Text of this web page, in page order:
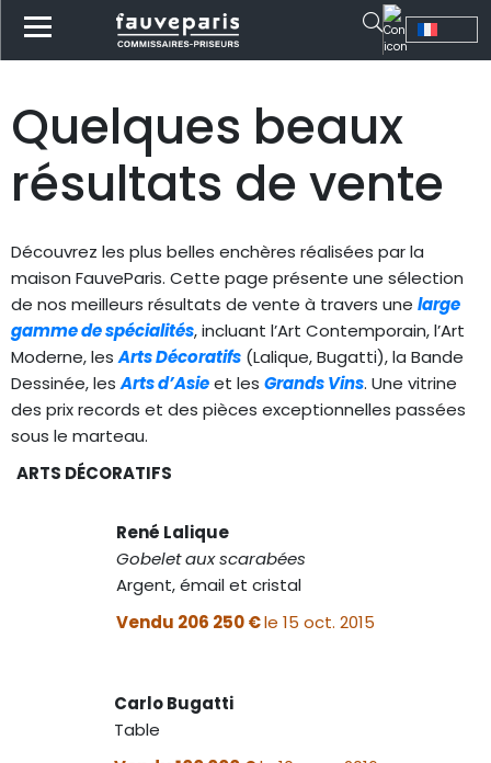
Quelques beaux
résultats de vente
Découvrez les plus belles enchères réalisées par la
maison FauveParis. Cette page présente une sélection
de nos meilleurs résultats de vente à travers une large
gamme de spécialités, incluant l’Art Contemporain, l’Art
Moderne, lesArts Décoratifs (Lalique, Bugatti), la Bande
Dessinée, lesArts d’Asieet les Grands Vins. Une vitrine
des prix records et des pièces exceptionnelles passées
sous le marteau.
ARTS DÉCORATIFS
René Lalique
Gobelet aux scarabées
Argent, émail et cristal
Vendu 206 250 €le 15 oct. 2015
Carlo Bugatti
Table